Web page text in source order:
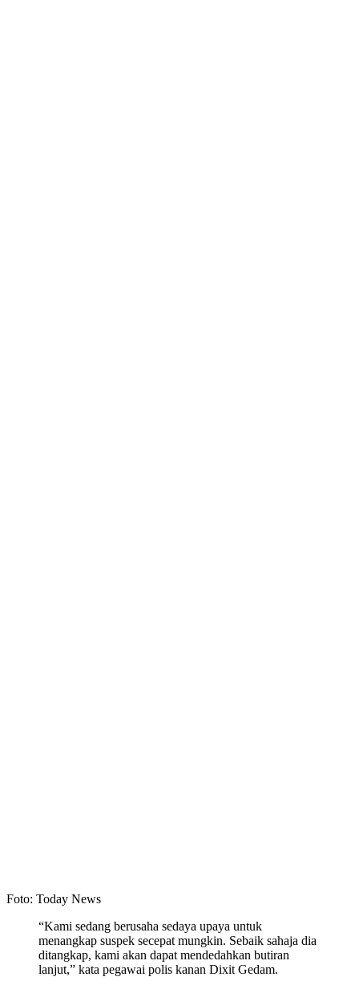
Foto: Today News
“Kami sedang berusaha sedaya upaya untuk
menangkap suspek secepat mungkin. Sebaik sahaja dia
ditangkap, kami akan dapat mendedahkan butiran
lanjut,” kata pegawai polis kanan Dixit Gedam.